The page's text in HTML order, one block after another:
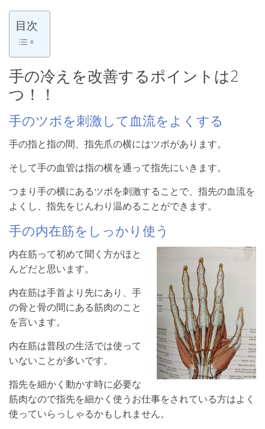
目次
手の冷えを改善するポイントは2
つ！！
手のツボを刺激して血流をよくする
手の指と指の間、指先爪の横にはツボがあります。
そして手の血管は指の横を通って指先にいきます。
つまり手の横にあるツボを刺激することで、指先の血流を
よくし、指先をじんわり温めることができます。
手の内在筋をしっかり使う
内在筋って初めて聞く方がほと
んどだと思います。
内在筋は手首より先にあり、手
の骨と骨の間にある筋肉のこと
を言います。
内在筋は普段の生活では使って
いないことが多いです。
指先を細かく動かす時に必要な
筋肉なので指先を細かく使うお仕事をされている方はよく
使っていらっしゃるかもしれません。